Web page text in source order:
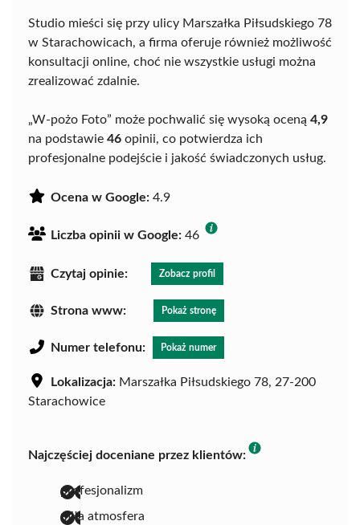
Studio mieści się przy ulicy Marszałka Piłsudskiego 78
w Starachowicach, a firma oferuje również możliwość
konsultacji online, choć nie wszystkie usługi można
zrealizować zdalnie.
„W-pożo Foto” może pochwalić się wysoką oceną 4,9
na podstawie 46 opinii, co potwierdza ich
profesjonalne podejście i jakość świadczonych usług.
Ocena w Google: 4.9
Liczba opinii w Google: 46
Czytaj opinie: Zobacz profil
Strona www: Pokaż stronę
Numer telefonu: Pokaż numer
Lokalizacja: Marszałka Piłsudskiego 78, 27-200
Starachowice
Najczęściej doceniane przez klientów:
profesjonalizm
miła atmosfera